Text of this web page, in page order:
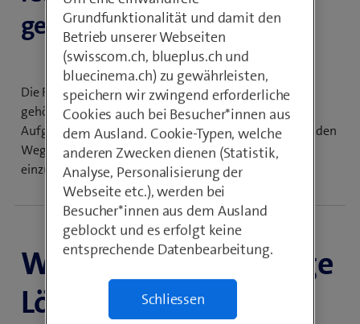
gewinnen Zeit.
Die Fakturierung und die entsprechende Verwaltung
gehören zu den aufwendigsten administrativen
Aufgaben im Gesundheitswesen. curaBILL hilft Ihnen, den
Weg zu einer schlanken Praxisadministration
einzuschlagen.
Wann ist es die richtige
Lösung?
Grundfunktionalität und damit den
Betrieb unserer Webseiten
(swisscom.ch, blueplus.ch und
bluecinema.ch) zu gewährleisten,
speichern wir zwingend erforderliche
Cookies auch bei Besucher*innen aus
dem Ausland. Cookie-Typen, welche
anderen Zwecken dienen (Statistik,
Analyse, Personalisierung der
Webseite etc.), werden bei
Besucher*innen aus dem Ausland
geblockt und es erfolgt keine
entsprechende Datenbearbeitung.
Schliessen